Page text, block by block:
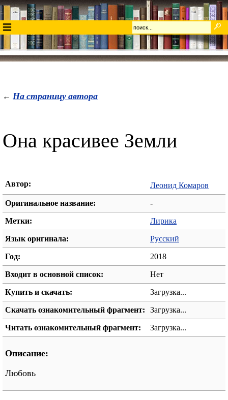
← На страницу автора
Она красивее Земли
Автор: Леонид Комаров
Оригинальное название: -
Метки: Лирика
Язык оригинала: Русский
Год: 2018
Входит в основной список: Нет
Купить и скачать: Загрузка...
Скачать ознакомительный фрагмент: Загрузка...
Читать ознакомительный фрагмент: Загрузка...
Описание:
Любовь